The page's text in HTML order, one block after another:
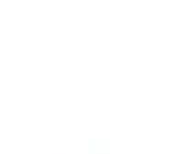
suivi.😇